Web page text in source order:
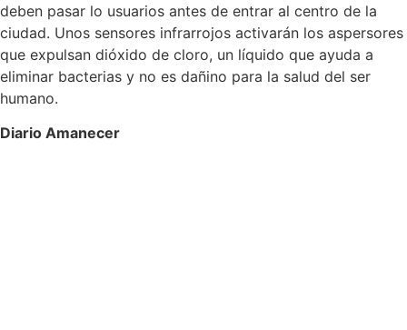
deben pasar lo usuarios antes de entrar al centro de la
ciudad. Unos sensores infrarrojos activarán los aspersores
que expulsan dióxido de cloro, un líquido que ayuda a
eliminar bacterias y no es dañino para la salud del ser
humano.
Diario Amanecer